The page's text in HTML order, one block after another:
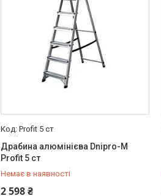
Profit 5 ст
Драбина алюмінієва Dnipro-M
Profit 5 ст
Немає в наявності
2 598 ₴
+380 (50) 579-79-28